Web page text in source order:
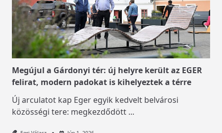
Megújul a Gárdonyi tér: új helyre került az EGER
felirat, modern padokat is kihelyeztek a térre
Új arculatot kap Eger egyik kedvelt belvárosi
közösségi tere: megkezdődött ...